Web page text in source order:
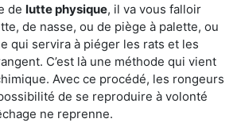
de lutte physique, il va vous falloir
de nasse, ou de piège à palette, ou
qui servira à piéger les rats et les
C’est là une méthode qui vient
Avec ce procédé, les rongeurs
de se reproduire à volonté
ne reprenne.